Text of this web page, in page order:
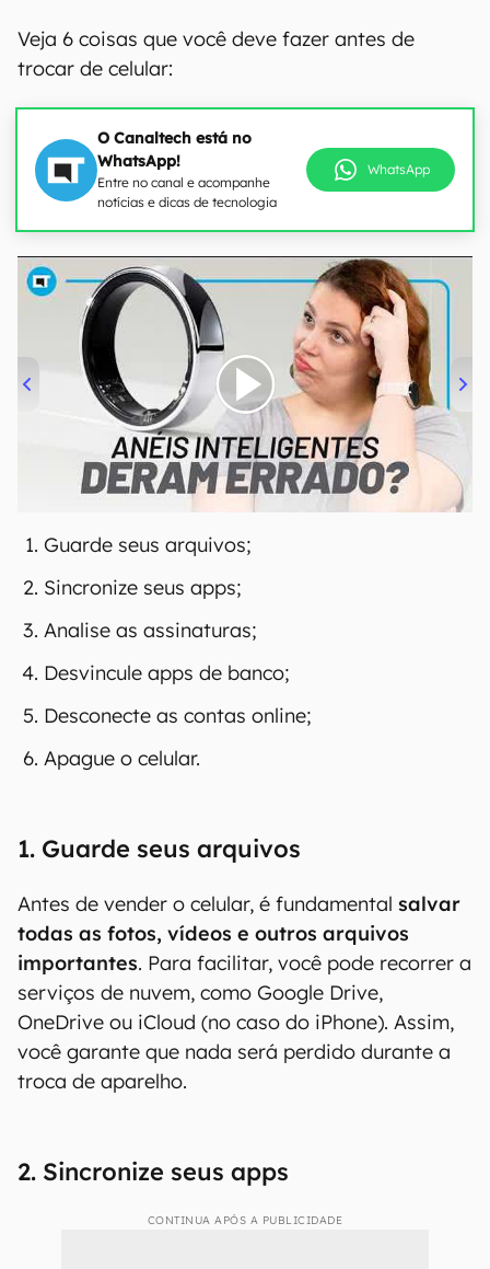
Veja 6 coisas que você deve fazer antes de
trocar de celular:
O Canaltech está no
WhatsApp!
Entre no canal e acompanhe
notícias e dicas de tecnologia
WhatsApp
00:00/21:11
Guarde seus arquivos;
Sincronize seus apps;
Analise as assinaturas;
Desvincule apps de banco;
Desconecte as contas online;
Apague o celular.
1. Guarde seus arquivos
Antes de vender o celular, é fundamental salvar
todas as fotos, vídeos e outros arquivos
importantes. Para facilitar, você pode recorrer a
serviços de nuvem, como Google Drive,
OneDrive ou iCloud (no caso do iPhone). Assim,
você garante que nada será perdido durante a
troca de aparelho.
2. Sincronize seus apps
CONTINUA APÓS A PUBLICIDADE